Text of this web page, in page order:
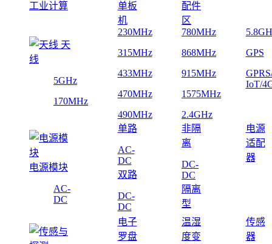
工业计算
单板
机
配件
区
天
线
5GHz
170MHz
230MHz
315MHz
433MHz
470MHz
490MHz
780MHz
868MHz
915MHz
1575MHz
2.4GHz
GPS
IoT/
电源模块
AC-
DC
单路
AC-
DC
双路
DC-
DC
非隔
离
DC-
DC
隔离
型
电源
适配
器
电子
罗盘
温湿
度变
传感
器